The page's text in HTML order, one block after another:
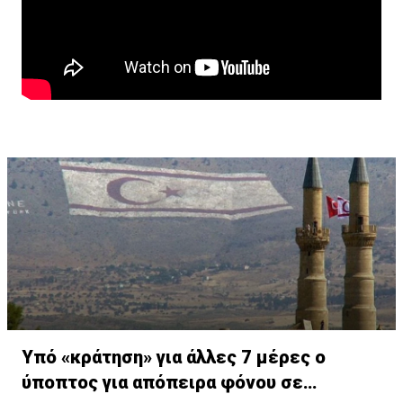
Υπό «κράτηση» για άλλες 7 μέρες ο
ύποπτος για απόπειρα φόνου σε